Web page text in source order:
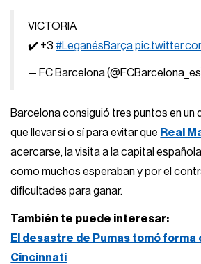
VICTORIA
✔️ +3#LeganésBarça
— FC Barcelona
Barcelona consiguió tres puntos en un
que llevar sí o sí para evitar que Real
acercarse, la visita a la capital
como muchos esperaban y por el
dificultades para ganar.
También te puede interesar:
El desastre de Pumas tomó forma
Cincinnati